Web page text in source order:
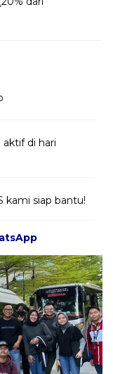
di hari
kami siap bantu!